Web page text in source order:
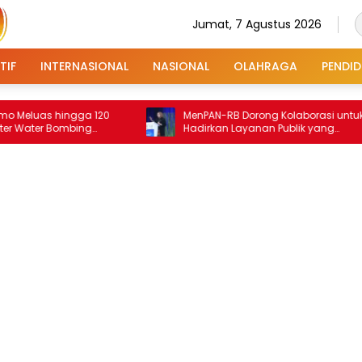
Jumat, 7 Agustus 2026
INTERNASIONAL NASIONAL OLAHRAGA
120
MenPAN-RB Dorong Kolaborasi untuk
Hadirkan Layanan Publik yang
Terintegrasi dan Inklusif